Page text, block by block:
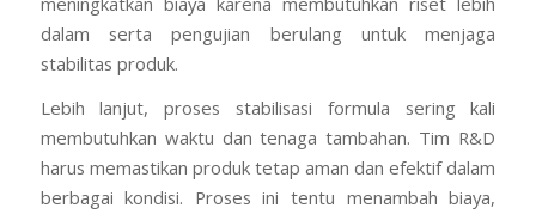
dalam serta pengujian berulang untuk menjaga
stabilitas produk.
Lebih lanjut, proses stabilisasi formula sering kali
membutuhkan waktu dan tenaga tambahan. Tim R&D
harus memastikan produk tetap aman dan efektif dalam
berbagai kondisi. Proses ini tentu menambah biaya,